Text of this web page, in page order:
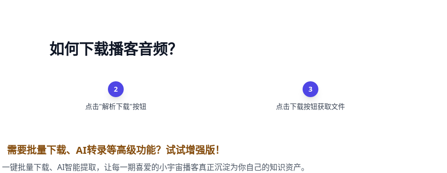
如何下载播客音频？
2
点击"解析下载"按钮
3
点击下载按钮获取文件
需要批量下载、AI转录等高级功能？试试增强版！
键批量下载、AI智能提取，让每一期喜爱的小宇宙播客真正沉淀为你自己的知识资产。